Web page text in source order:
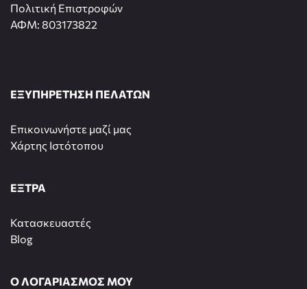
Πολιτική Επιστροφών
ΑΦΜ: 803173822
ΕΞΥΠΗΡΕΤΗΣΗ ΠΕΛΑΤΩΝ
Επικοινωνήστε μαζί μας
Χάρτης Ιστότοπου
ΕΞΤΡΑ
Κατασκευαστές
Blog
Ο ΛΟΓΑΡΙΑΣΜΟΣ ΜΟΥ